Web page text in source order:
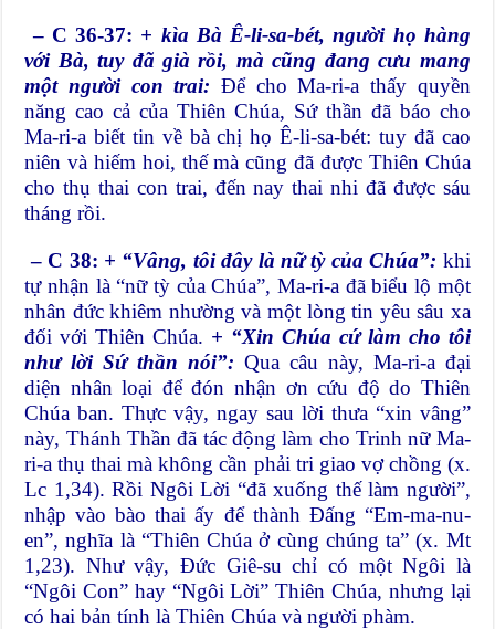
– C 36-37: + kìa Bà Ê-li-sa-bét, người họ hàng
với Bà, tuy đã già rồi, mà cũng đang cưu mang
một người con trai: Để cho Ma-ri-a thấy quyền
năng cao cả của Thiên Chúa, Sứ thần đã báo cho
Ma-ri-a biết tin về bà chị họ Ê-li-sa-bét: tuy đã cao
niên và hiếm hoi, thế mà cũng đã được Thiên Chúa
cho thụ thai con trai, đến nay thai nhi đã được sáu
tháng rồi.
– C 38: + “Vâng, tôi đây là nữ tỳ của Chúa”: khi
tự nhận là “nữ tỳ của Chúa”, Ma-ri-a đã biểu lộ một
nhân đức khiêm nhường và một lòng tin yêu sâu xa
đối với Thiên Chúa. + “Xin Chúa cứ làm cho tôi
như lời Sứ thần nói”: Qua câu này, Ma-ri-a đại
diện nhân loại để đón nhận ơn cứu độ do Thiên
Chúa ban. Thực vậy, ngay sau lời thưa “xin vâng”
này, Thánh Thần đã tác động làm cho Trinh nữ Ma-
ri-a thụ thai mà không cần phải tri giao vợ chồng (x.
Lc 1,34). Rồi Ngôi Lời “đã xuống thế làm người”,
nhập vào bào thai ấy để thành Đấng “Em-ma-nu-
en”, nghĩa là “Thiên Chúa ở cùng chúng ta” (x. Mt
1,23). Như vậy, Đức Giê-su chỉ có một Ngôi là
“Ngôi Con” hay “Ngôi Lời” Thiên Chúa, nhưng lại
có hai bản tính là Thiên Chúa và người phàm.